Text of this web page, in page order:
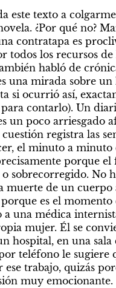
este texto a
¿Por qué no?
contratapa es
todos los recursos de
habló de
una mirada sobre
si ocurrió así,
contarlo). Un
un poco arriesgado
registra las
el minuto a
porque
sobrecorregido. No
muerte de un cuerpo
es el momento
una médica
mujer. Él se
hospital, en una
teléfono le
ese trabajo, quizás
muy emocionante.